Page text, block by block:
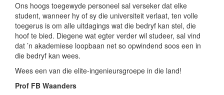
Ons hoogs toegewyde personeel sal verseker dat elke
student, wanneer hy of sy die universiteit verlaat, ten volle
toegerus is om alle uitdagings wat die bedryf kan stel, die
hoof te bied. Diegene wat egter verder wil studeer, sal vind
dat ’n akademiese loopbaan net so opwindend soos een in
die bedryf kan wees.
Wees een van die elite-ingenieursgroepe in die land!
Prof FB Waanders